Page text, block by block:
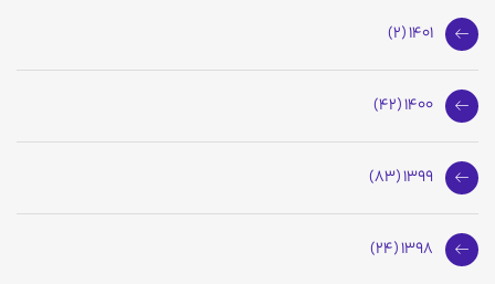
1401 (2)
1400 (42)
1399 (83)
1398 (24)